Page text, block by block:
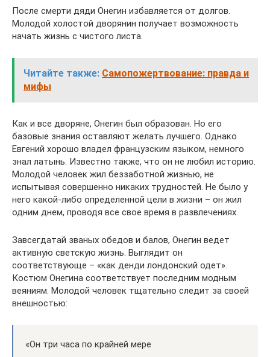
После смерти дяди Онегин избавляется от долгов.
Молодой холостой дворянин получает возможность
начать жизнь с чистого листа.
Читайте также: Самопожертвование: правда и
мифы
Как и все дворяне, Онегин был образован. Но его
базовые знания оставляют желать лучшего. Однако
Евгений хорошо владел французским языком, немного
знал латынь. Известно также, что он не любил историю.
Молодой человек жил беззаботной жизнью, не
испытывая совершенно никаких трудностей. Не было у
него какой-либо определенной цели в жизни – он жил
одним днем, проводя все свое время в развлечениях.
Завсегдатай званых обедов и балов, Онегин ведет
активную светскую жизнь. Выглядит он
соответствующе – «как денди лондонский одет».
Костюм Онегина соответствует последним модным
веяниям. Молодой человек тщательно следит за своей
внешностью:
«Он три часа по крайней мере